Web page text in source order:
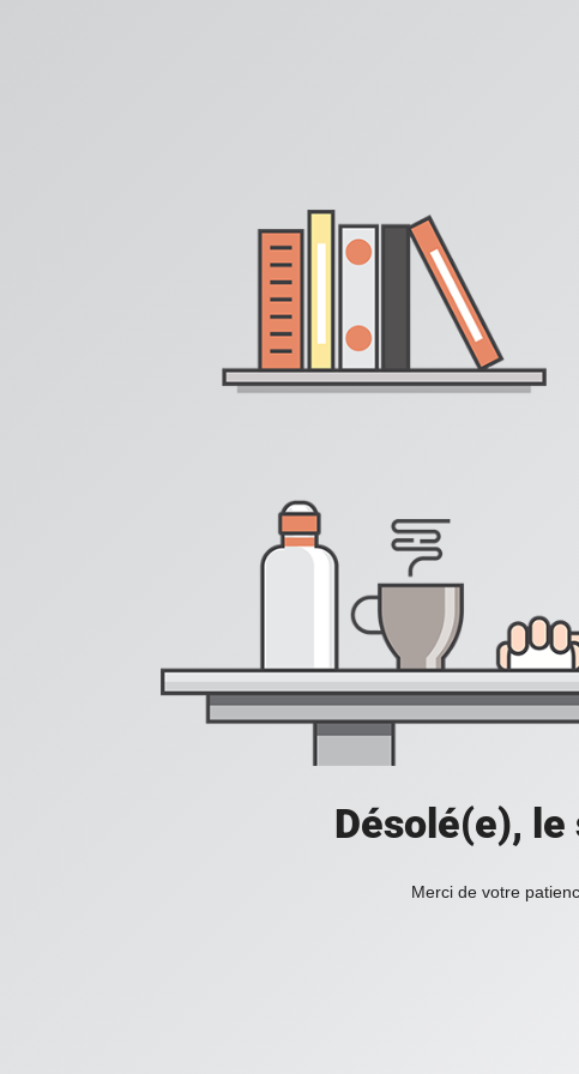
Désolé(e),
Merci de votre